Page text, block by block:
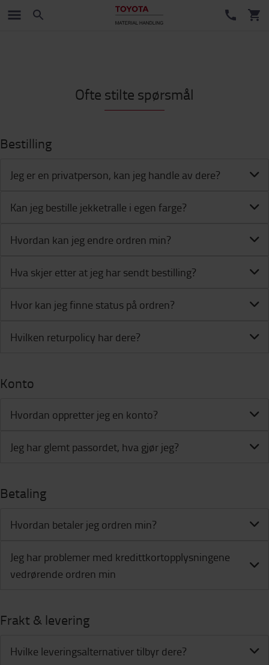
Ofte stilte spørsmål
Bestilling
Jeg er en privatperson, kan jeg handle av dere?
Kan jeg bestille jekketralle i egen farge?
Hvordan kan jeg endre ordren min?
Hva skjer etter at jeg har sendt bestilling?
Hvor kan jeg finne status på ordren?
Hvilken returpolicy har dere?
Konto
Hvordan oppretter jeg en konto?
Jeg har glemt passordet, hva gjør jeg?
Betaling
Hvordan betaler jeg ordren min?
Jeg har problemer med kredittkortopplysningene
vedrørende ordren min
Frakt & levering
Hvilke leveringsalternativer tilbyr dere?